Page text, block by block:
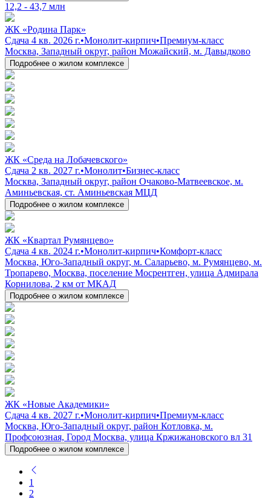
12,2 - 43,7 млн
ЖК «Родина Парк»
Сдача 4 кв. 2026 г.•Монолит-кирпич•Премиум-класс
Москва, Западный округ, район Можайский, м. Давыдково
Подробнее о жилом комплексе
ЖК «Среда на Лобачевского»
Сдача 2 кв. 2027 г.•Монолит•Бизнес-класс
Москва, Западный округ, район Очаково-Матвеевское, м.
Аминьевская, ст. Аминьевская МЦД
Подробнее о жилом комплексе
ЖК «Квартал Румянцево»
Сдача 4 кв. 2024 г.•Монолит-кирпич•Комфорт-класс
Москва, Юго-Западный округ, м. Саларьево, м. Румянцево, м.
Тропарево, Москва, поселение Мосрентген, улица Адмирала
Корнилова, 2 км от МКАД
Подробнее о жилом комплексе
ЖК «Новые Академики»
Сдача 4 кв. 2027 г.•Монолит-кирпич•Премиум-класс
Москва, Юго-Западный округ, район Котловка, м.
Профсоюзная, Город Москва, улица Кржижановского вл 31
Подробнее о жилом комплексе
1
2